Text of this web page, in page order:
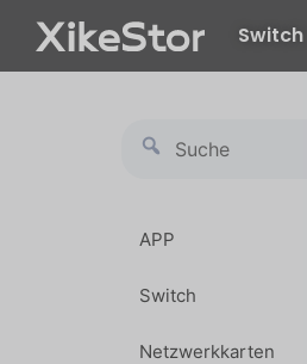
Switch
APP
Switch
Netzwerkkarten